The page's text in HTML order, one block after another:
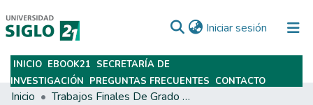
Iniciar sesión (current)
Subir
INICIO EBOOK21 SECRETARÍA DE
INVESTIGACIÓN PREGUNTAS FRECUENTES CONTACTO
Inicio
Trabajos Finales De Grado Y Posgrado